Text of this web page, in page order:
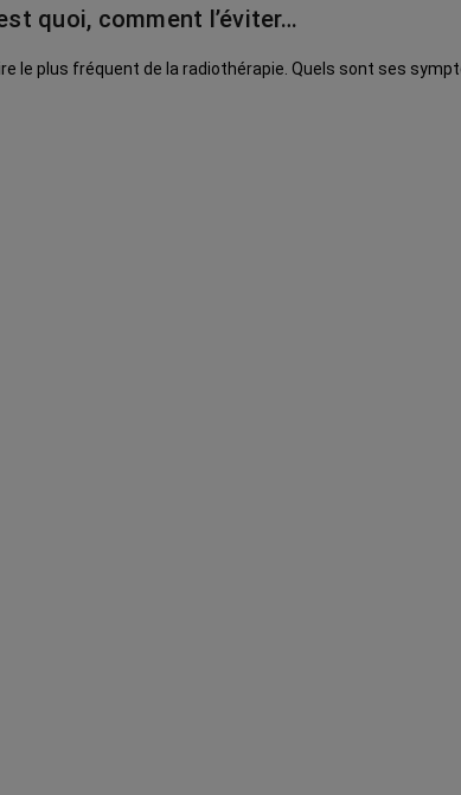
quoi, comment l’éviter…
le plus fréquent de la radiothérapie. Quels sont ses